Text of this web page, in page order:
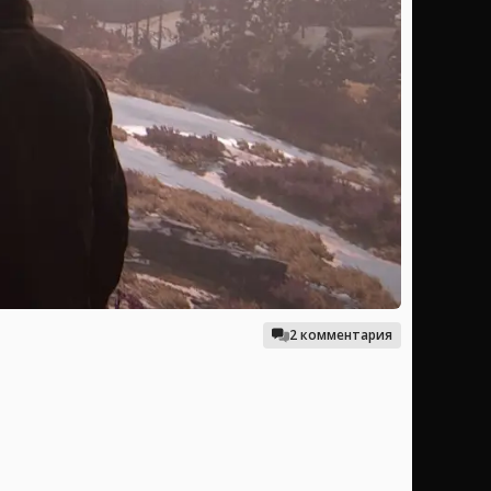
2 комментария